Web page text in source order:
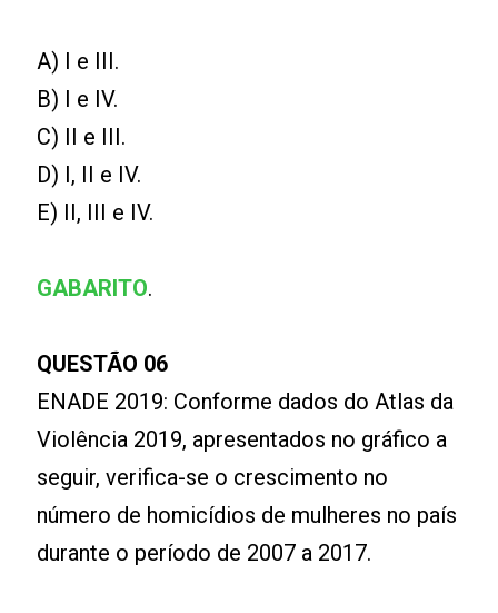
A) I e III.
B) I e IV.
C) II e III.
D) I, II e IV.
E) II, III e IV.
GABARITO.
QUESTÃO 06
ENADE 2019: Conforme dados do Atlas da
Violência 2019, apresentados no gráfico a
seguir, verifica-se o crescimento no
número de homicídios de mulheres no país
durante o período de 2007 a 2017.